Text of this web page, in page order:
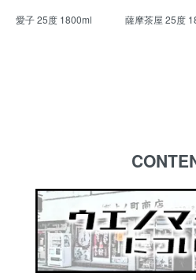
愛子 25度 1800ml 薩摩茶屋 25度